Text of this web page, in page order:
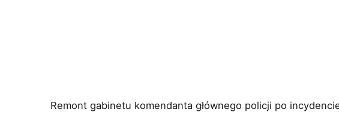
Remont gabinetu komendanta głównego policji po